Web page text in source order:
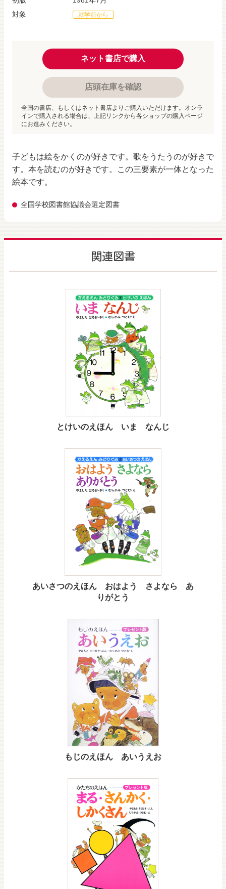
子どもは絵をかくのが好きです。歌をうたうのが好きで
す。本を読むのが好きです。この三要素が一体となった
絵本です。
全国学校図書館協議会選定図書
対象
就学前から
ネット書店で購入
店頭在庫を確認
全国の書店、もしくはネット書店よりご購入いただけます。オンラ
インで購入される場合は、上記リンクから各ショップの購入ページ
にお進みください。
関連図書
とけいのえほん いま なんじ
あいさつのえほん おはよう さよなら あ
りがとう
もじのえほん あいうえお